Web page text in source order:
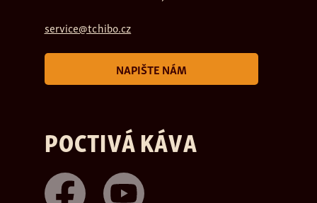
service@tchibo.cz
NAPIŠTE NÁM
POCTIVÁ KÁVA